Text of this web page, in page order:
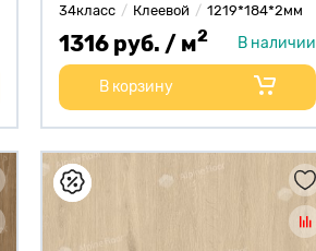
34класс
Клеевой 1219*184*2мм
1316 руб. / м2 В наличии
В корзину